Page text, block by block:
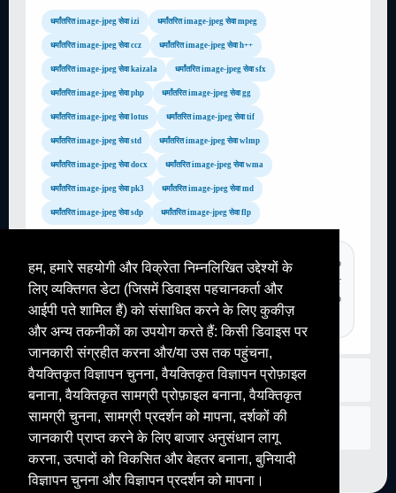
हम, हमारे सहयोगी और विक्रेता निम्नलिखित उद्देश्यों के
लिए व्यक्तिगत डेटा (जिसमें डिवाइस पहचानकर्ता और
आईपी पते शामिल हैं) को संसाधित करने के लिए कुकीज़
और अन्य तकनीकों का उपयोग करते हैं: किसी डिवाइस पर
जानकारी संग्रहीत करना और/या उस तक पहुंचना,
वैयक्तिकृत विज्ञापन चुनना, वैयक्तिकृत विज्ञापन प्रोफ़ाइल
बनाना, वैयक्तिकृत सामग्री प्रोफ़ाइल बनाना, वैयक्तिकृत
सामग्री चुनना, सामग्री प्रदर्शन को मापना, दर्शकों की
जानकारी प्राप्त करने के लिए बाजार अनुसंधान लागू
करना, उत्पादों को विकसित और बेहतर बनाना, बुनियादी
विज्ञापन चुनना और विज्ञापन प्रदर्शन को मापना।
धर्मांतरित image-jpeg सेवा izi धर्मांतरित image-jpeg सेवा mpeg
धर्मांतरित image-jpeg सेवा ccz धर्मांतरित image-jpeg सेवा h++
धर्मांतरित image-jpeg सेवा kaizala धर्मांतरित image-jpeg सेवा sfx
धर्मांतरित image-jpeg सेवा php धर्मांतरित image-jpeg सेवा gg
धर्मांतरित image-jpeg सेवा lotus धर्मांतरित image-jpeg सेवा tif
धर्मांतरित image-jpeg सेवा std धर्मांतरित image-jpeg सेवा wlmp
धर्मांतरित image-jpeg सेवा docx धर्मांतरित image-jpeg सेवा wma
धर्मांतरित image-jpeg सेवा pk3 धर्मांतरित image-jpeg सेवा md
धर्मांतरित image-jpeg सेवा sdp धर्मांतरित image-jpeg सेवा flp
TAGS :pdf to word converter, convertir video en audio, video to
mp3, video converter to mp4, image to pdf, gif to pdf, transformer
pdf en word, jpg to pdf, convertir youtube mp3, gif to pdf, image to
pdf,...
नियम
संपर्क करें